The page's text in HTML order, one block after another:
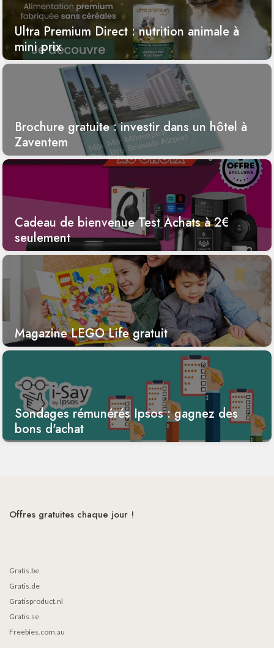
Ultra Premium Direct : nutrition animale à
mini prix
Brochure gratuite : investir dans un hôtel à
Zaventem
Cadeau de bienvenue Test Achats à 2€
seulement
Magazine LEGO Life gratuit
Sondages rémunérés Ipsos : gagnez des
bons d'achat
Offres gratuites chaque jour !
Gratis.be
Gratis.de
Gratisproduct.nl
Gratis.se
Freebies.com.au